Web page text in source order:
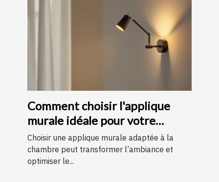
Comment choisir l'applique
murale idéale pour votre
chambre
Choisir une applique murale adaptée à la
chambre peut transformer l’ambiance et
optimiser le...